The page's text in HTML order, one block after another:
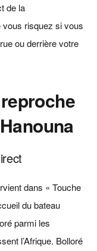
de la
vous risquez si vous
ou derrière votre
dans « Touche
du bateau
parmi les
l’Afrique. Bolloré